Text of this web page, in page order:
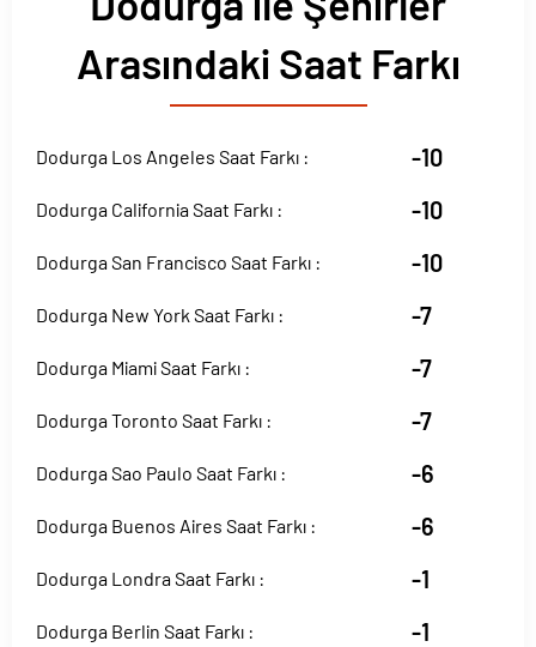
Arasındaki Saat Farkı
Dodurga Los Angeles Saat Farkı : -10
Dodurga California Saat Farkı : -10
Dodurga San Francisco Saat Farkı : -10
Dodurga New York Saat Farkı : -7
Dodurga Miami Saat Farkı : -7
Dodurga Toronto Saat Farkı : -7
Dodurga Sao Paulo Saat Farkı : -6
Dodurga Buenos Aires Saat Farkı : -6
Dodurga Londra Saat Farkı : -1
Dodurga Berlin Saat Farkı : -1